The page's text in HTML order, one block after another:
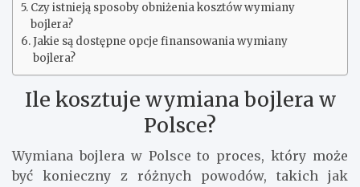
Czy istnieją sposoby obniżenia kosztów wymiany
bojlera?
Jakie są dostępne opcje finansowania wymiany
bojlera?
Ile kosztuje wymiana bojlera w
Polsce?
Wymiana bojlera w Polsce to proces, który może
być konieczny z różnych powodów, takich jak